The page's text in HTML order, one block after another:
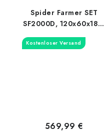
Spider Farmer SET
SF2000D, 120x60x180,
Abluftventilator +
Filter
Kostenloser Versand
569,99 €